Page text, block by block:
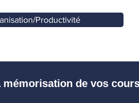
Productivité
mémorisation de vos